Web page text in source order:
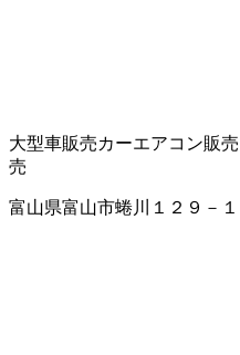
大型車販売カーエアコン販売
売
富山県富山市蜷川１２９－１